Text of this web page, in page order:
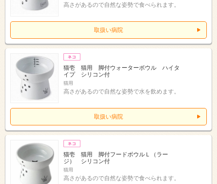
高さがあるので自然な姿勢で食べられます。
取扱い病院
猫壱 猫用 脚付ウォーターボウル ハイタ
イプ シリコン付
猫用
高さがあるので自然な姿勢で水を飲めます。
取扱い病院
猫壱 猫用 脚付フードボウルＬ（ラー
ジ） シリコン付
猫用
高さがあるので自然な姿勢で食べられます。